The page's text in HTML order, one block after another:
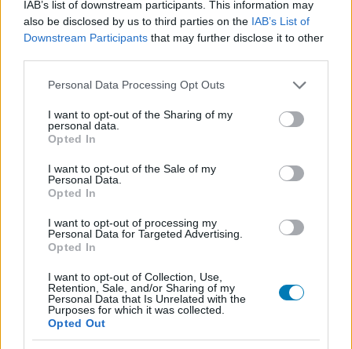
IAB’s list of downstream participants. This information may
also be disclosed by us to third parties on the IAB’s List of
Downstream Participants that may further disclose it to other
Please note that this website/app uses one or more Google
not limited to your visit or usage behaviour. You may click to
grant or deny consent to Google and its third-party tags to
use your data for below specified purposes in below Google
consent section.
Personal Data Processing Opt Outs
I want to opt-out of the Sharing of my
personal data.
Opted In
I want to opt-out of the Sale of my
Personal Data.
Opted In
I want to opt-out of processing my
Personal Data for Targeted Advertising.
Opted In
I want to opt-out of Collection, Use,
Retention, Sale, and/or Sharing of my
Personal Data that Is Unrelated with the
Purposes for which it was collected.
Opted Out
Feliratkozom
hangulata – Jön a második forduló! (X)
Július végén folytatódik a balatoni strandröplabda-
sorozat.
#buddy #sarrah michelle gellar #hulu